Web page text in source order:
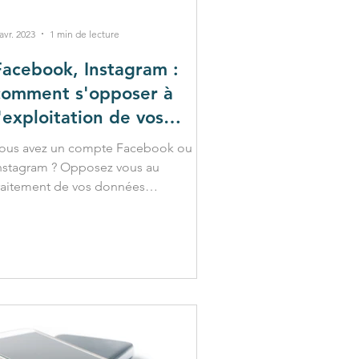
Instagram :
s'opposer à
de vos
personnelles ?
avez un compte Facebook ou
? Opposez vous au
de vos données
2023 1 min de lecture